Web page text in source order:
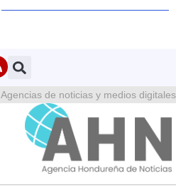
Agencias de noticias y medios digitales